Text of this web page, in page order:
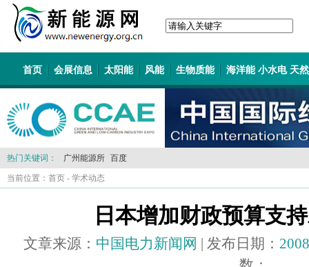
首页 会展信息 太阳能 风能 生物质能 海洋能 小水电 天
热门关键词： 广州能源所 百度
当前位置： 首页 - 学术动态
日本增加财政预算支
文章来源： 中国电力新闻网 | 发布日期：